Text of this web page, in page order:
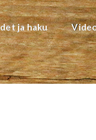
ja haku